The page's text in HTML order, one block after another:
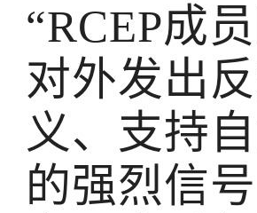
“RCEP成
对外发出
义、支持
的强烈信